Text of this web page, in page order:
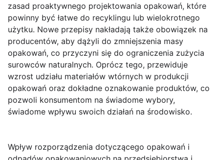
zasad proaktywnego projektowania opakowań, które
powinny być łatwe do recyklingu lub wielokrotnego
użytku. Nowe przepisy nakładają także obowiązek na
producentów, aby dążyli do zmniejszenia masy
opakowań, co przyczyni się do ograniczenia zużycia
surowców naturalnych. Oprócz tego, przewiduje
wzrost udziału materiałów wtórnych w produkcji
opakowań oraz dokładne oznakowanie produktów, co
pozwoli konsumentom na świadome wybory,
świadome wpływu swoich działań na środowisko.
Wpływ rozporządzenia dotyczącego opakowań i